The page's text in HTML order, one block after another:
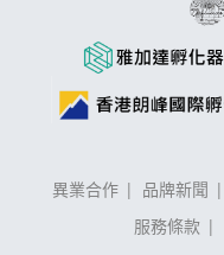
異業合作 品牌新聞
服務條款